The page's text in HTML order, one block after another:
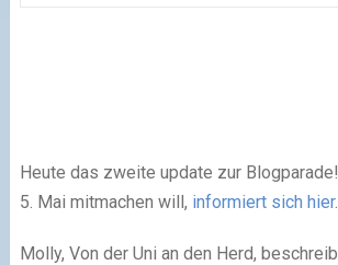
Heute das zweite update zur
5. Mai mitmachen will, informiert sich hier.
Molly, Von der Uni an den Herd,